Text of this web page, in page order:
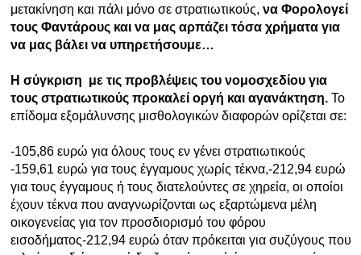
μετακίνηση και πάλι μόνο σε στρατιωτικούς, να Φορολογεί
τους Φαντάρους και να μας αρπάζει τόσα χρήματα για
να μας βάλει να υπηρετήσουμε…
Η σύγκριση με τις προβλέψεις του νομοσχεδίου για
τους στρατιωτικούς προκαλεί οργή και αγανάκτηση.Το
επίδομα εξομάλυνσης μισθολογικών διαφορών ορίζεται σε:
-105,86 ευρώ για όλους τους εν γένει στρατιωτικούς
-159,61 ευρώ για τους έγγαμους χωρίς τέκνα,-212,94 ευρώ
για τους έγγαμους ή τους διατελούντες σε χηρεία, οι οποίοι
έχουν τέκνα που αναγνωρίζονται ως εξαρτώμενα μέλη
οικογενείας για τον προσδιορισμό του φόρου
εισοδήματος-212,94 ευρώ όταν πρόκειται για συζύγους που